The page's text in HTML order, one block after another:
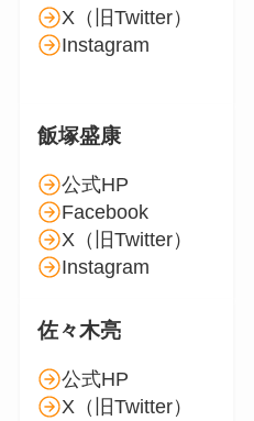
X（旧Twitter）
Instagram
飯塚盛康
公式HP
Facebook
X（旧Twitter）
Instagram
佐々木亮
公式HP
X（旧Twitter）